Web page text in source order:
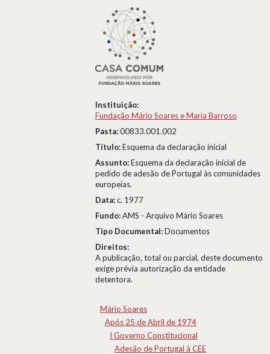
Instituição:
Fundação Mário Soares e Maria Barroso
Pasta:00833.001.002
Título:Esquema da declaração inicial
Assunto:Esquema da declaração inicial de
pedido de adesão de Portugal às comunidades
europeias.
Data:c. 1977
Fundo:AMS - Arquivo Mário Soares
Tipo Documental:Documentos
Direitos:
A publicação, total ou parcial, deste documento
exige prévia autorização da entidade
detentora.
Mário Soares
Após 25 de Abril de 1974
I Governo Constitucional
Adesão de Portugal à CEE